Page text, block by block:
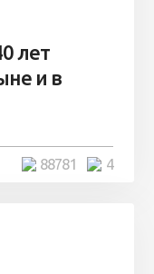
лет
и в
4
88781